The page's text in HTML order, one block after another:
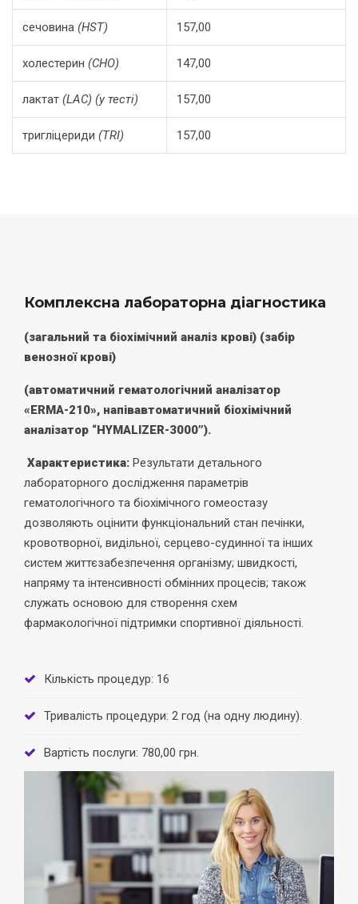
сечовина (HST) 157,00
холестерин (CHO) 147,00
лактат (LAC) (у тесті) 157,00
тригліцериди (TRI) 157,00
Комплексна лабораторна діагностика
(загальний та біохімічний аналіз крові) (забір
венозної крові)
(автоматичний гематологічний аналізатор
«ERMA-210», напівавтоматичний біохімічний
аналізатор “HYMALIZER-3000”).
Характеристика: Результати детального
лабораторного дослідження параметрів
гематологічного та біохімічного гомеостазу
дозволяють оцінити функціональний стан печінки,
кровотворної, видільної, серцево-судинної та інших
систем життєзабезпечення організму; швидкості,
напряму та інтенсивності обмінних процесів; також
служать основою для створення схем
фармакологічної підтримки спортивної діяльності.
Кількість процедур: 16
Тривалість процедури: 2 год (на одну людину).
Вартість послуги: 780,00 грн.